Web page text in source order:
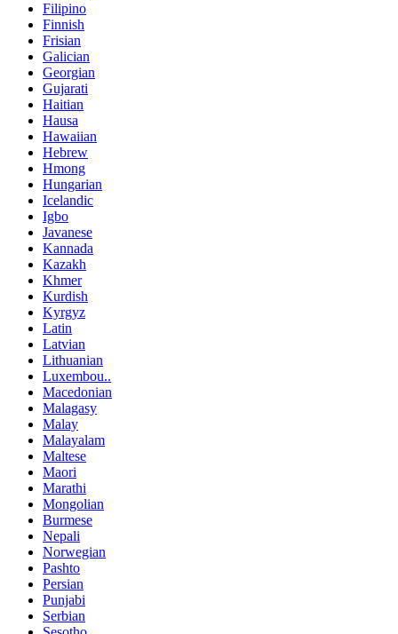
Filipino
Finnish
Frisian
Galician
Georgian
Gujarati
Haitian
Hausa
Hawaiian
Hebrew
Hmong
Hungarian
Icelandic
Igbo
Javanese
Kannada
Kazakh
Khmer
Kurdish
Kyrgyz
Latin
Latvian
Lithuanian
Luxembou..
Macedonian
Malagasy
Malay
Malayalam
Maltese
Maori
Marathi
Mongolian
Burmese
Nepali
Norwegian
Pashto
Persian
Punjabi
Serbian